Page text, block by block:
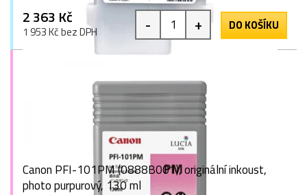
2 363 Kč
1 953 Kč bez DPH - + DO KOŠÍKU
Canon PFI-101PM (0888B001), originální inkoust,
photo purpurový, 130 ml